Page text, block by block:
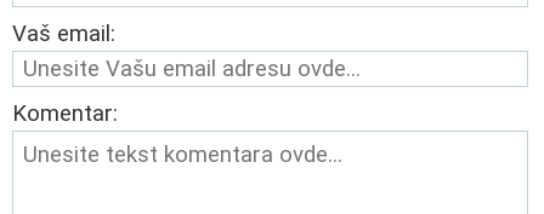
Vaš email:
Komentar: